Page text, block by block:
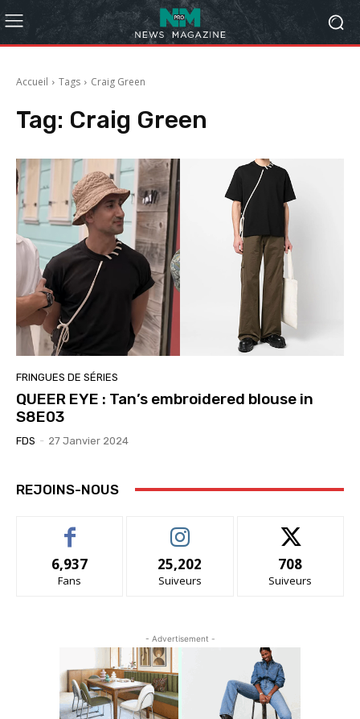
Accueil Tags Craig Green
Tag: Craig Green
FRINGUES DE SÉRIES
QUEER EYE : Tan’s embroidered blouse in
S8E03
FDS - 27 Janvier 2024
REJOINS-NOUS
6,937
Fans
25,202
Suiveurs
708
Suiveurs
- Advertisement -